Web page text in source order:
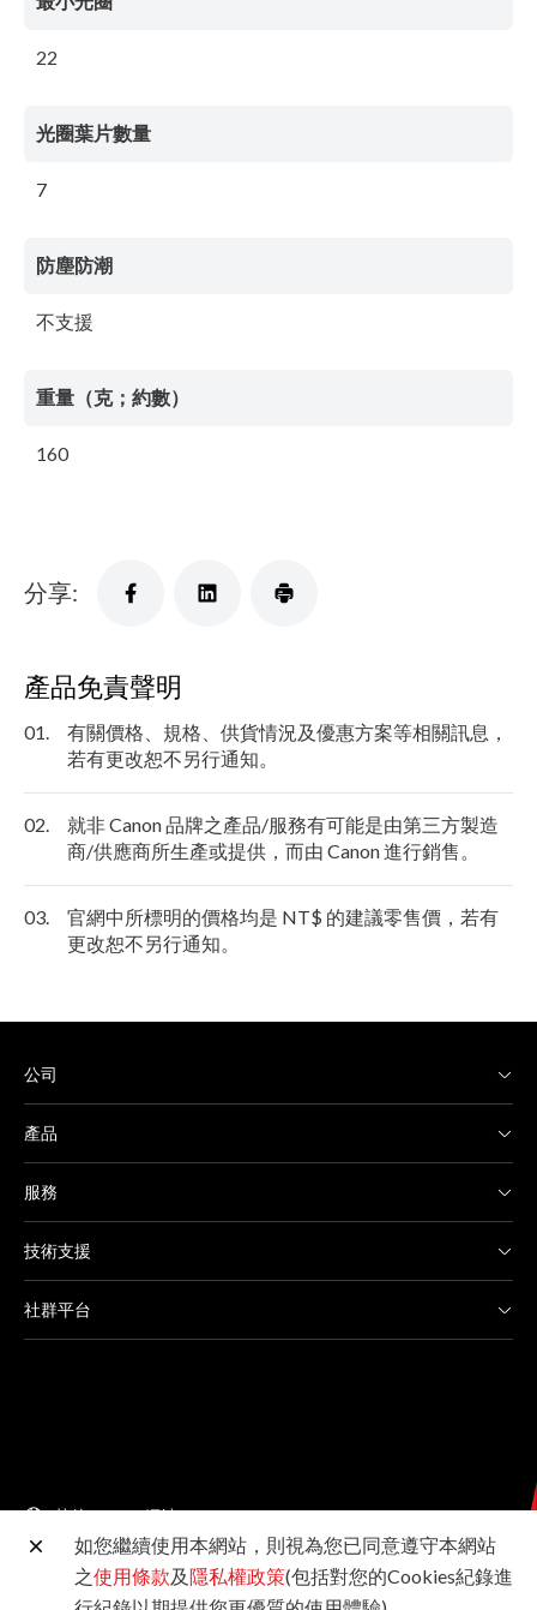
22
光圈葉片數量
7
防塵防潮
不支援
重量（克；約數）
160
分享:
產品免責聲明
01.
有關價格、規格、供貨情況及優惠方案等相關訊息，
若有更改恕不另行通知。
02.
就非 Canon 品牌之產品/服務有可能是由第三方製造
商/供應商所生產或提供，而由 Canon 進行銷售。
03.
官網中所標明的價格均是 NT$ 的建議零售價，若有
更改恕不另行通知。
公司
產品
服務
技術支援
社群平台
其他 Canon 網站
台灣佳能資訊股份有限公司版權所有 未經許可不得轉載
如您繼續使用本網站，則視為您已同意遵守本網站
之使用條款及隱私權政策(包括對您的Cookies紀錄進